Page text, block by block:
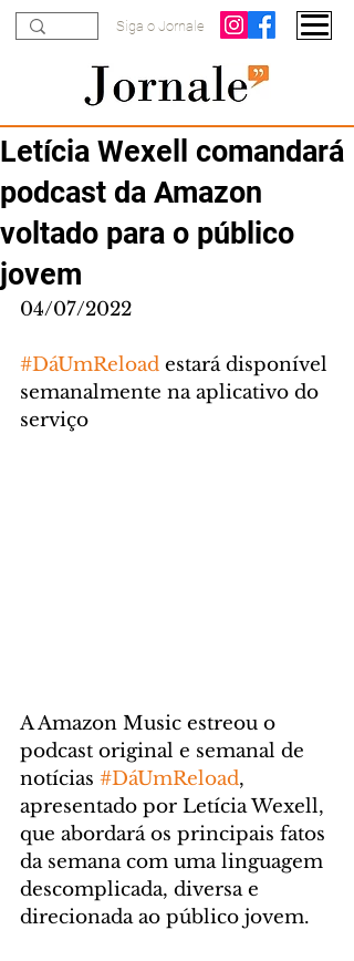
Siga o Jornale
Letícia Wexell comandará
podcast da Amazon
voltado para o público
jovem
04/07/2022
#DáUmReload estará disponível
semanalmente na aplicativo do
serviço
A Amazon Music estreou o
podcast original e semanal de
notícias #DáUmReload,
apresentado por Letícia Wexell,
que abordará os principais fatos
da semana com uma linguagem
descomplicada, diversa e
direcionada ao público jovem.